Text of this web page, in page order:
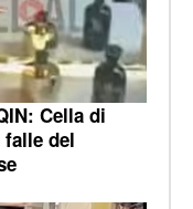
Cella di
del